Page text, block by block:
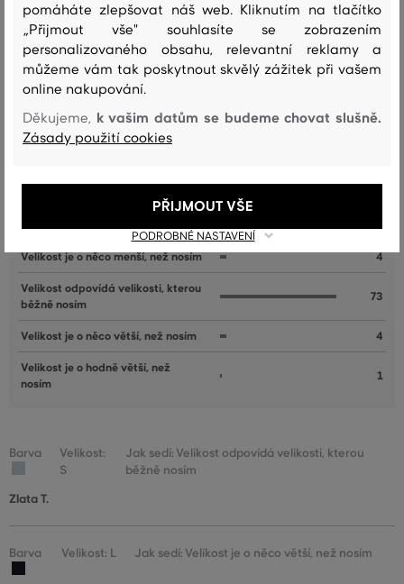
Dostupné velikosti:
36, 38, 40 +2 další
32 , 34, 36 , 38, 40 +2 další
Recenze
Velikost je o hodně menší, než
nosím
Velikost je o něco menší, než nosím 4
Velikost odpovídá velikosti, kterou
běžně nosím
73
Velikost je o něco větší, než nosím 4
Velikost je o hodně větší, než
nosím
1
Barva
Velikost:
S
Jak sedí: Velikost odpovídá velikosti, kterou
běžně nosím
Zlata T.
Barva Velikost: L Jak sedí: Velikost je o něco větší, než nosím
pomáháte zlepšovat náš web. Kliknutím na tlačítko
„Přijmout vše" souhlasíte se zobrazením
personalizovaného obsahu, relevantní reklamy a
můžeme vám tak poskytnout skvělý zážitek při vašem
online nakupování.
Děkujeme, k vašim datům se budeme chovat slušně.
Zásady použití cookies
PODROBNÉ NASTAVENÍ
PŘIJMOUT VŠE